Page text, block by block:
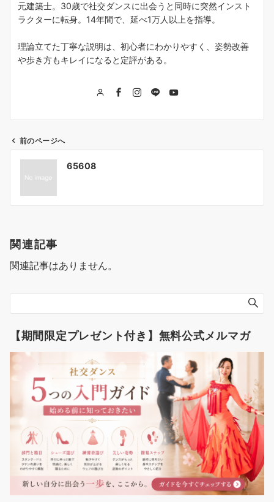
元建築士。30歳で社交ダンスに出会うと同時に突然インスト
ラクターに転身。14年間で、延べ1万人以上を指導。
理論立てた丁寧な説明は、初心者にわかりやすく、姿勢改善
や歩き方もキレイになると定評がある。
投
ナ
ゲ
ー
ン
前のページへ
65608
関連記事
関連記事はありません。
【期間限定プレゼント付き】無料公式メルマガ